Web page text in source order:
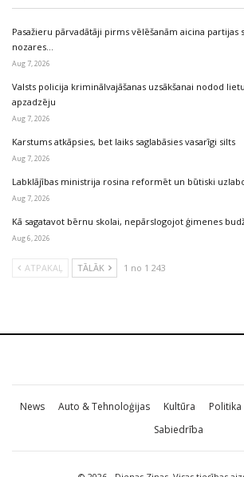
Pasažieru pārvadātāji pirms vēlēšanām aicina partijas
nozares…
Aug 7, 2026
Valsts policija kriminālvajāšanas uzsākšanai nodod
apzadzēju
Aug 7, 2026
Karstums atkāpsies, bet laiks saglabāsies vasarīgi silts
Aug 7, 2026
Labklājības ministrija rosina reformēt un būtiski
Aug 7, 2026
Kā sagatavot bērnu skolai, nepārslogojot ģimenes
Aug 6, 2026
ATPAKAĻ TĀLĀK 1 no 1 243
News Auto & Tehnoloģijas Kultūra Politika
Sabiedrība